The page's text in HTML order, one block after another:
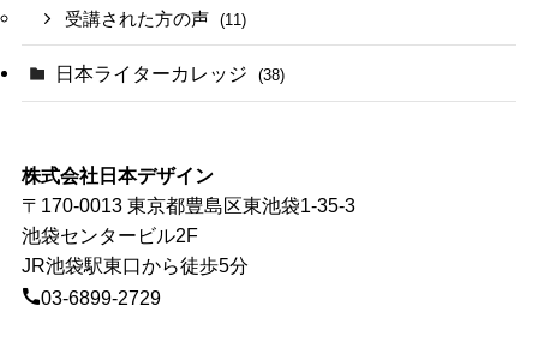
受講された方の声 (11)
日本ライターカレッジ (38)
株式会社日本デザイン
〒170-0013 東京都豊島区東池袋1-35-3
池袋センタービル2F
JR池袋駅東口から徒歩5分
03-6899-2729